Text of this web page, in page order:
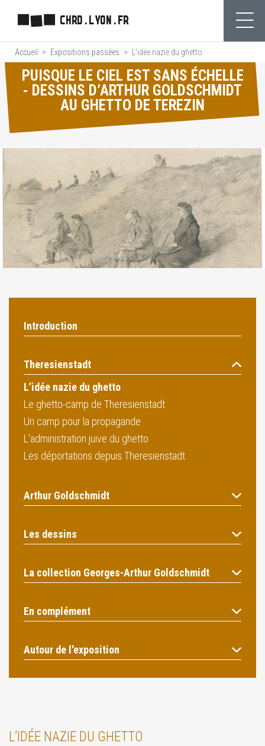
contenu
principal
CHRD.LYON.FR
Accueil Expositions passées L’idée nazie du ghetto
PUISQUE LE CIEL EST SANS ÉCHELLE
- DESSINS D’ARTHUR GOLDSCHMIDT
AU GHETTO DE TEREZIN
Introduction
Theresienstadt
L’idée nazie du ghetto
Le ghetto-camp de Theresienstadt
Un camp pour la propagande
L’administration juive du ghetto
Les déportations depuis Theresienstadt
Arthur Goldschmidt
Les dessins
La collection Georges-Arthur Goldschmidt
En complément
Autour de l'exposition
L’IDÉE NAZIE DU GHETTO